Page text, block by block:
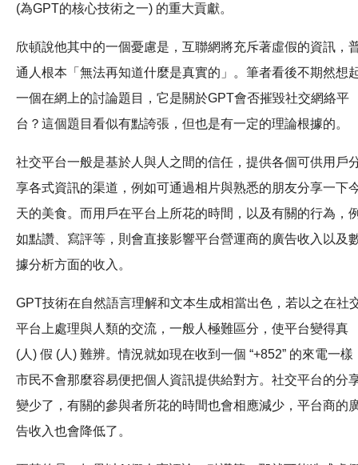
(為GPT的核心技術之一) 的重大貢獻。
欣頓說他其中的一個憂慮是，互聯網將充斥著虛假的資訊，
通人根本「無法再知道什麼是真實的」。筆者看後不期然想
一個在網上的討論題目，它是關於GPT會否摧毀社交網絡平
台？這個題目看似有點誇張，但也是有一定的理論根據的。
社交平台一般是基於人與人之間的信任，提供各個可供用戶
享各式資訊的渠道，例如可通過相片與熟悉的朋友分享一下
天的美食。而用戶在平台上所花的時間，以及有關的行為，
如點讚、寫評等，則會直接影響平台營運商的廣告收入以及
據分析方面的收入。
GPT技術在自然語言理解和文本生成相當出色，若以之在社
平台上處理與人類的交流，一般人極難區分，使平台變得真
(人) 假 (人) 難辨。情況就如現在收到一個 “+852” 的來電一樣
市民不會那麼容易便把個人資訊提供給對方。社交平台的分
變少了，有關的參與者所花的時間也會相應減少，平台商的
告收入也會降低了。